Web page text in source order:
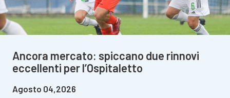
Ancora mercato: spiccano due rinnovi
eccellenti per l’Ospitaletto
Agosto 04,2026